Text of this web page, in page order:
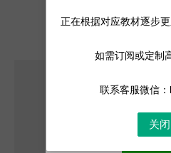
正在根据对应教材逐步
如需订阅或定制
联系客服微信
关闭